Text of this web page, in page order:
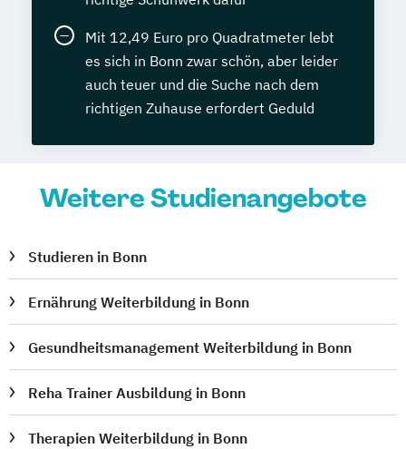
Mit 12,49 Euro pro Quadratmeter lebt
es sich in Bonn zwar schön, aber leider
auch teuer und die Suche nach dem
richtigen Zuhause erfordert Geduld
Weitere Studienangebote
Studieren in Bonn
Ernährung Weiterbildung in Bonn
Gesundheitsmanagement Weiterbildung in Bonn
Reha Trainer Ausbildung in Bonn
Therapien Weiterbildung in Bonn